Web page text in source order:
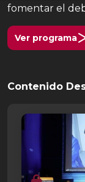
fomentar el
Ver programa
Contenido